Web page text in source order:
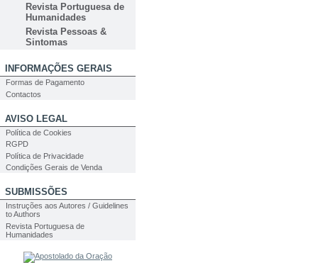
Revista Portuguesa de
Humanidades
Revista Pessoas &
Sintomas
INFORMAÇÕES GERAIS
Formas de Pagamento
Contactos
AVISO LEGAL
Política de Cookies
RGPD
Política de Privacidade
Condições Gerais de Venda
SUBMISSÕES
Instruções aos Autores / Guidelines
to Authors
Revista Portuguesa de
Humanidades